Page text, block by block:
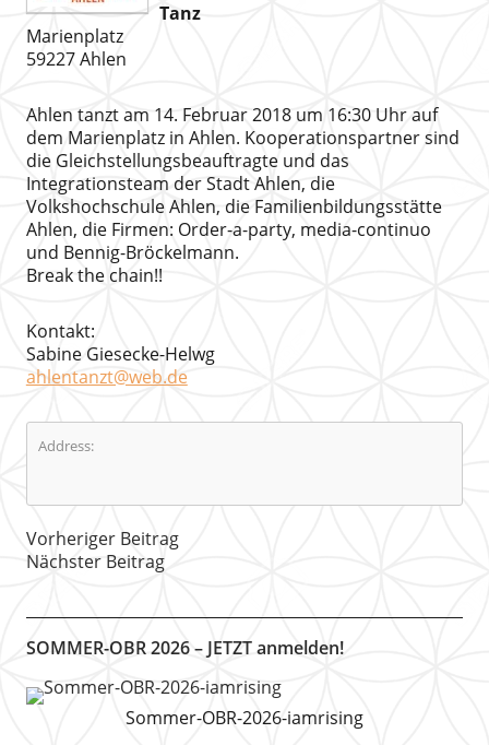
Tanz
Marienplatz
59227 Ahlen
Ahlen tanzt am 14. Februar 2018 um 16:30 Uhr auf
dem Marienplatz in Ahlen. Kooperationspartner sind
die Gleichstellungsbeauftragte und das
Integrationsteam der Stadt Ahlen, die
Volkshochschule Ahlen, die Familienbildungsstätte
Ahlen, die Firmen: Order-a-party, media-continuo
und Bennig-Bröckelmann.
Break the chain!!
Kontakt:
Sabine Giesecke-Helwg
ahlentanzt@web.de
Address:
Vorheriger Beitrag
Nächster Beitrag
SOMMER-OBR 2026 – JETZT anmelden!
Sommer-OBR-2026-iamrising